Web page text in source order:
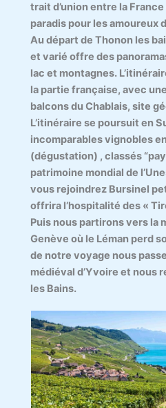
trait d’union entre la
paradis pour les amoureux
Au départ de Thonon les
et varié offre des
lac et montagnes.
la partie française, avec
balcons du Chablais, site
L’itinéraire se poursuit en
incomparables vignobles
(dégustation) , classés
patrimoine mondial de
vous rejoindrez Bursinel
offrira l’hospitalité des «
Puis nous partirons vers la
Genève où le Léman perd
de notre voyage nous
médiéval d’Yvoire et nous
les Bains.